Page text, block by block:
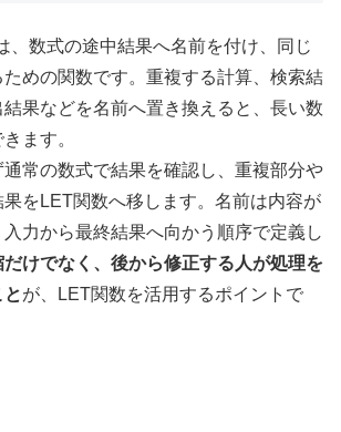
、数式の途中結果へ名前を付け、同じ
めの関数です。重複する計算、検索結
果などを名前へ置き換えると、長い数
ます。
常の数式で結果を確認し、重複部分や
をLET関数へ移します。名前は内容が
力から最終結果へ向かう順序で定義し
けでなく、後から修正する人が処理を
が、LET関数を活用するポイントで